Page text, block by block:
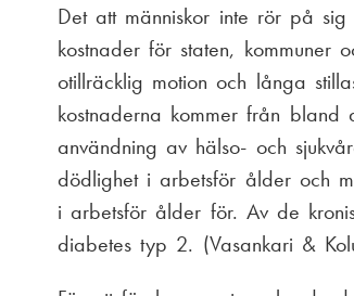
Det att människor inte rör på
kostnader för staten,
otillräcklig motion och långa
kostnaderna kommer från bland
användning av hälso- och
dödlighet i arbetsför ålder och
i arbetsför ålder för. Av de
diabetes typ 2. (Vasankari &